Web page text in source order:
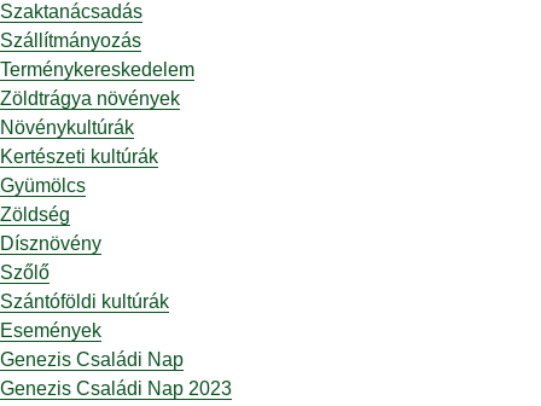
Szaktanácsadás
Szállítmányozás
Terménykereskedelem
Zöldtrágya növények
Növénykultúrák
Kertészeti kultúrák
Gyümölcs
Zöldség
Dísznövény
Szőlő
Szántóföldi kultúrák
Események
Genezis Családi Nap
Genezis Családi Nap 2023